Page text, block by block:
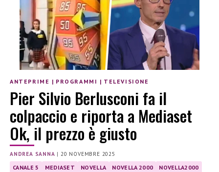
ANTEPRIME | PROGRAMMI | TELEVISIONE
Pier Silvio Berlusconi fa il
colpaccio e riporta a Mediaset
Ok, il prezzo è giusto
ANDREA SANNA |20 NOVEMBRE 2025
CANALE 5 MEDIASET NOVELLA NOVELLA 2000
NOVELLA2000